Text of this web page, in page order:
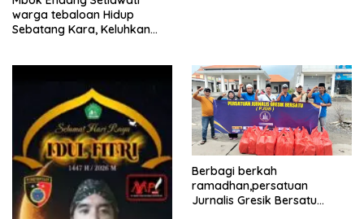
warga tebaloan Hidup
Sebatang Kara, Keluhkan
Berbagi berkah
ramadhan,persatuan
Jurnalis Gresik Bersatu